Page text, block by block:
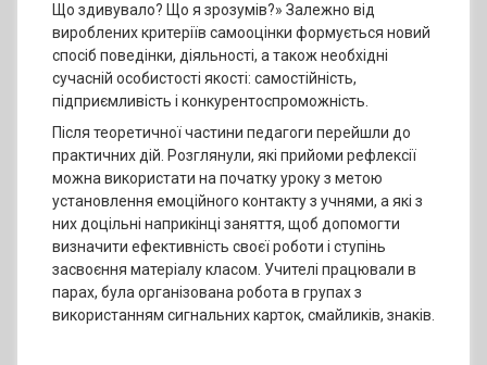
Що здивувало? Що я зрозумів?» Залежно від
вироблених критеріїв самооцінки формується новий
спосіб поведінки, діяльності, а також необхідні
сучасній особистості якості: самостійність,
підприємливість і конкурентоспроможність.
Після теоретичної частини педагоги перейшли до
практичних дій. Розглянули, які прийоми рефлексії
можна використати на початку уроку з метою
установлення емоційного контакту з учнями, а які з
них доцільні наприкінці заняття, щоб допомогти
визначити ефективність своєї роботи і ступінь
засвоєння матеріалу класом. Учителі працювали в
парах, була організована робота в групах з
використанням сигнальних карток, смайликів, знаків.